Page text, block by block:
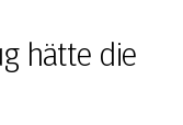
hätte die